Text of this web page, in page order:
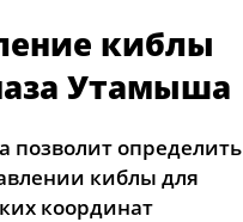
киблы
Утамыша
позволит определить
киблы для
координат